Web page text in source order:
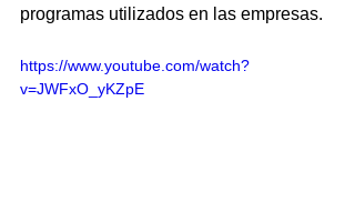
programas utilizados en las empresas.
https://www.youtube.com/watch?
v=JWFxO_yKZpE